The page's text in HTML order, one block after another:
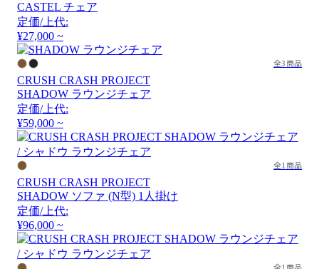
CASTEL チェア
定価/上代:
¥27,000 ~
全3商品
CRUSH CRASH PROJECT
SHADOW ラウンジチェア
定価/上代:
¥59,000 ~
全1商品
CRUSH CRASH PROJECT
SHADOW ソファ (N型) 1人掛け
定価/上代:
¥96,000 ~